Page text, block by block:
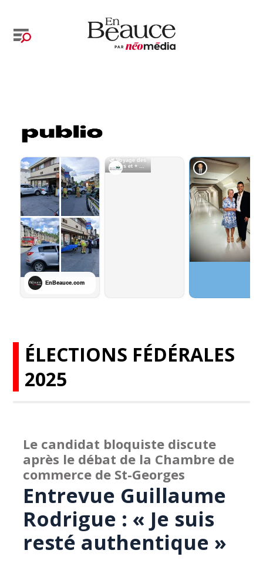
ÉLECTIONS FÉDÉRALES
2025
Le candidat bloquiste discute
après le débat de la Chambre de
commerce de St-Georges
Entrevue Guillaume
Rodrigue : « Je suis
resté authentique »